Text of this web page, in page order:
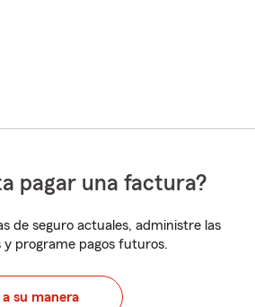
pagar una factura?
de seguro actuales, administre las
y programe pagos futuros.
a su manera